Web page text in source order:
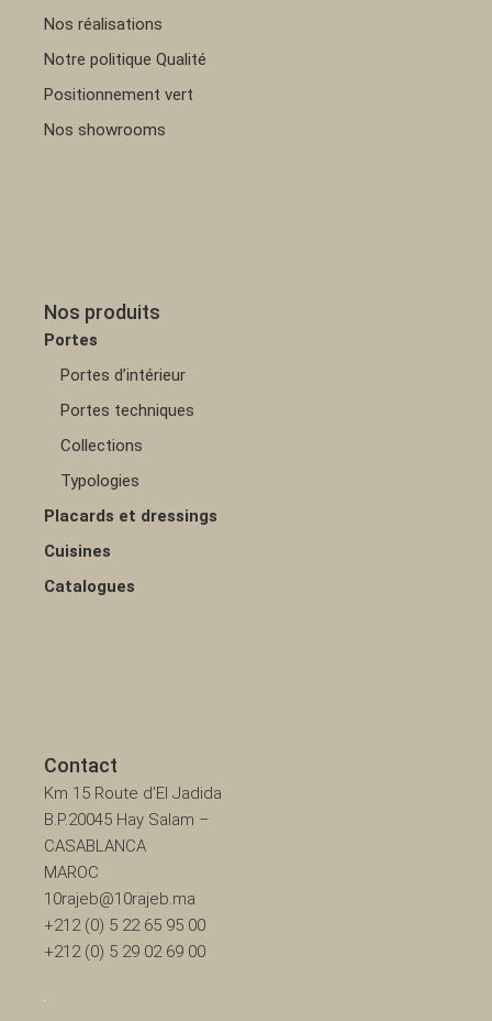
Nos réalisations
Notre politique Qualité
Positionnement vert
Nos showrooms
Nos produits
Portes
Portes d’intérieur
Portes techniques
Collections
Typologies
Placards et dressings
Cuisines
Catalogues
Contact
Km 15 Route d’El Jadida
B.P.20045 Hay Salam –
CASABLANCA
MAROC
10rajeb@10rajeb.ma
+212 (0) 5 22 65 95 00
+212 (0) 5 29 02 69 00